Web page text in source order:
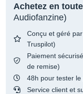
Achetez en
Audiofanzine)
Conçu et géré
Truspilot)
Paiement
de remise)
48h pour tester le
Service client et